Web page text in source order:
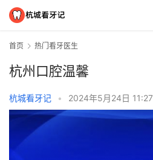
首页 热门看牙医生
杭州口腔温馨
杭城看牙记 • 2024年5月24日 11:27